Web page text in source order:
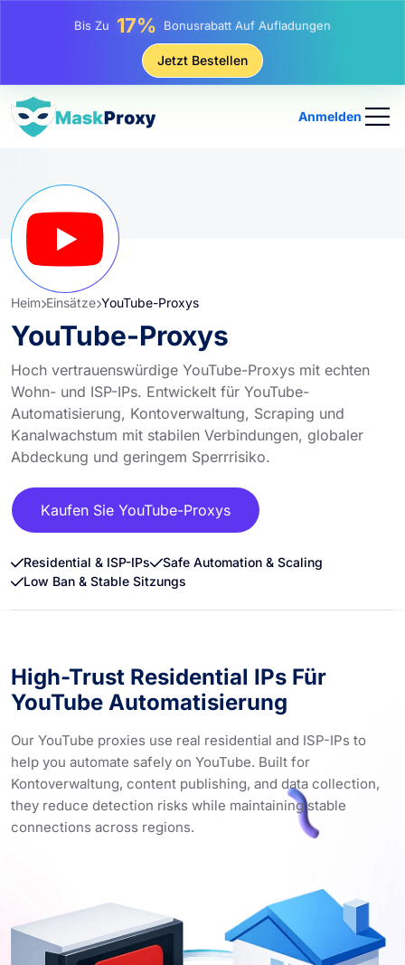
Bis Zu 25% Rabatt Auf Statische IP-Käufe
81% Rabatt Auf Rotierende IP Einkäufe
Jetzt Bestellen
Anmelden
Heim Einsätze YouTube-Proxys
YouTube-Proxys
Hoch vertrauenswürdige YouTube-Proxys mit echten
Wohn- und ISP-IPs. Entwickelt für YouTube-
Automatisierung, Kontoverwaltung, Scraping und
Kanalwachstum mit stabilen Verbindungen, globaler
Abdeckung und geringem Sperrrisiko.
Kaufen Sie YouTube-Proxys
Residential & ISP-IPs
Safe Automation & Scaling
Low Ban & Stable Sitzungs
High-Trust Residential IPs Für
YouTube Automatisierung
Our YouTube proxies use real residential and ISP-IPs to
help you automate safely on YouTube. Built for
Kontoverwaltung, content publishing, and data collection,
they reduce detection risks while maintaining stable
connections across regions.